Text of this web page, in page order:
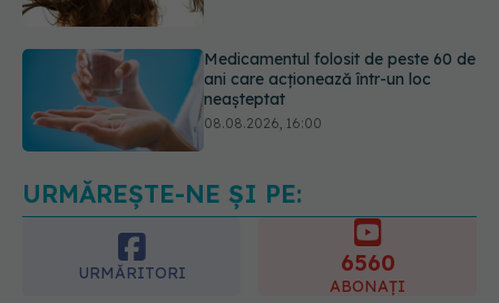
Transpirații nocturne: semnul ignorat
care poate ascunde probleme
serioase de sănătate
URMĂREȘTE-NE ȘI PE:
URMĂRITORI 6560
ABONAȚI